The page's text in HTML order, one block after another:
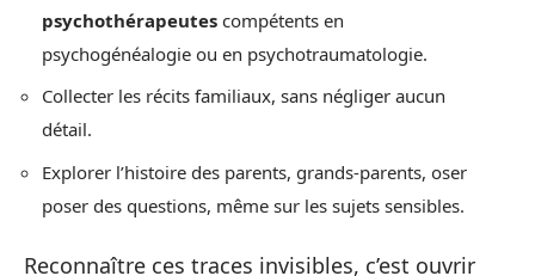
psychothérapeutes compétents en
psychogénéalogie ou en psychotraumatologie.
Collecter les récits familiaux, sans négliger aucun
détail.
Explorer l’histoire des parents, grands-parents, oser
poser des questions, même sur les sujets sensibles.
Reconnaître ces traces invisibles, c’est ouvrir